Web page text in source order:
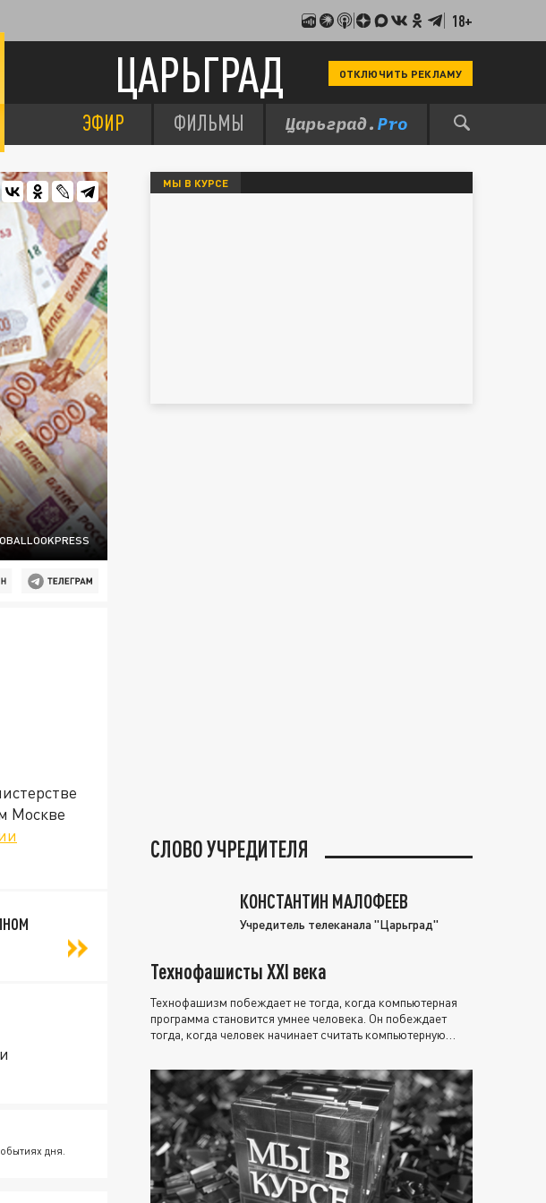
18+
ЦАРЬГРАД ОТКЛЮЧИТЬ РЕКЛАМУ
ЭФИР ФИЛЬМЫ
Москве
дня.
МЫ В КУРСЕ
СЛОВО УЧРЕДИТЕЛЯ
КОНСТАНТИН МАЛОФЕЕВ
Учредитель телеканала "Царьград"
Технофашисты XXI века
Технофашизм побеждает не тогда, когда компьютерная
программа становится умнее человека. Он побеждает
тогда, когда человек начинает считать компьютерную